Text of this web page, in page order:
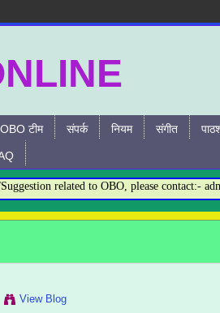
OBO टीम संपर्क नियम संगीत
related to OBO, please contact:-
View Blog